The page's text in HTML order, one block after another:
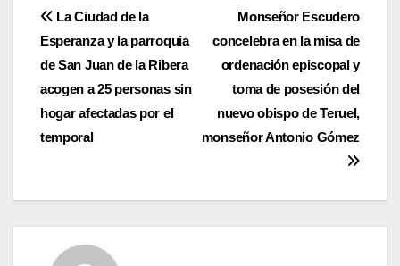
Navegación
de
entradas
Monseñor Escudero
concelebra en la misa de
ordenación episcopal y
toma de posesión del
nuevo obispo de Teruel,
monseñor Antonio Gómez
La Ciudad de la
Esperanza y la parroquia
de San Juan de la Ribera
acogen a 25 personas sin
hogar afectadas por el
temporal